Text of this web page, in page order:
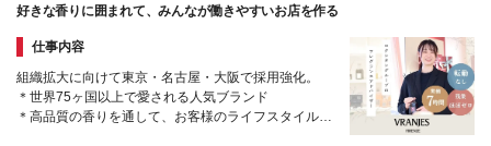
好きな香りに囲まれて、みんなが働きやすいお店を作る
仕事内容
組織拡大に向けて東京・名古屋・大阪で採用強化。
＊世界75ヶ国以上で愛される人気ブランド
＊高品質の香りを通して、お客様のライフスタイルを